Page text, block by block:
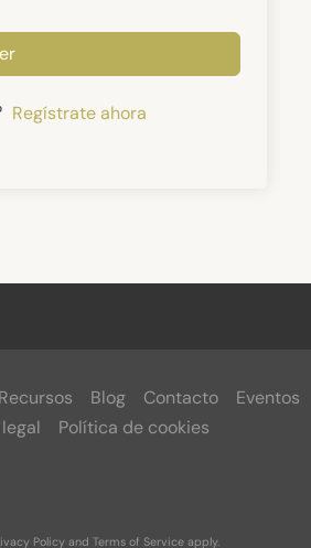
Regístrate ahora
Recursos Blog Contacto Eventos
Política de cookies
Policyand Terms of Serviceapply.